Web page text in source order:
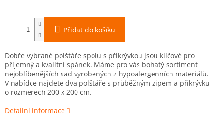
Přidat do košíku
Dobře vybrané polštáře spolu s přikrývkou jsou klíčové pro
příjemný a kvalitní spánek. Máme pro vás bohatý sortiment
nejoblíbenějších sad vyrobených z hypoalergenních materiálů.
V nabídce najdete dva polštáře s průběžným zipem a přikrývku
o rozměrech 200 x 200 cm.
Detailní informace